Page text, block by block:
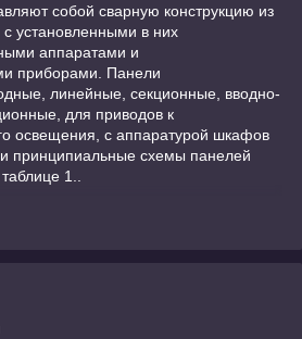
собой сварную конструкцию из
установленными в них
аппаратами и
приборами. Панели
линейные, секционные, вводно-
для приводов к
освещения, с аппаратурой шкафов
принципиальные схемы панелей
1..